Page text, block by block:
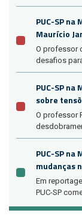
PUC-SP
Maurício
O professor
desafios
PUC-SP na
sobre
O professor
PUC-SP
mudanças
Em
PUC-SP